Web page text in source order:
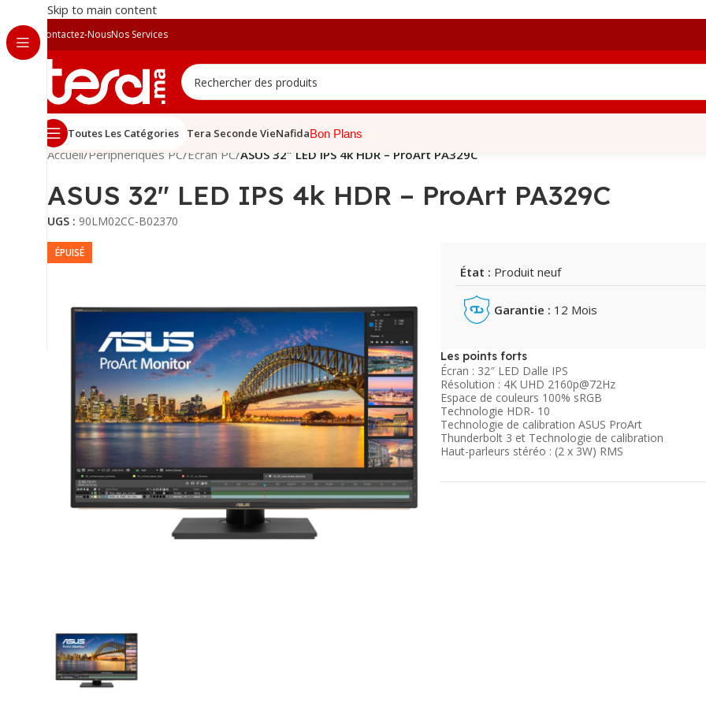
Skip to main content
Contactez-NousNos Services
Toutes Les Catégories Tera Seconde VieNafidaBon Plans
Accueil/Périphériques PC/Écran PC/ASUS 32″ LED IPS 4k HDR – ProArt PA329C
ASUS 32″ LED IPS 4k HDR – ProArt PA329C
UGS : 90LM02CC-B02370
ÉPUISÉ
État : Produit neuf
Garantie : 12 Mois
Les points forts
Écran : 32″ LED Dalle IPS
Résolution : 4K UHD 2160p@72Hz
Espace de couleurs 100% sRGB
Technologie HDR- 10
Technologie de calibration ASUS ProArt
Thunderbolt 3 et Technologie de calibration
Haut-parleurs stéréo : (2 x 3W) RMS